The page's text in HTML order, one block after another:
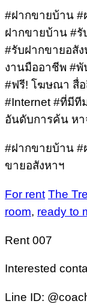
#ฝากขายบ้าน
ฝากขายบ้าน #
#รับฝากขายอสั
งานมืออาชีพ #
#ฟรี! โฆษณา สื่
#Internet #ที่มีที
อันดับการค้น หา
#ฝากขายบ้าน
ขายอสังหาฯ
For rent The
room, ready to
Rent 007
Interested
Line ID: